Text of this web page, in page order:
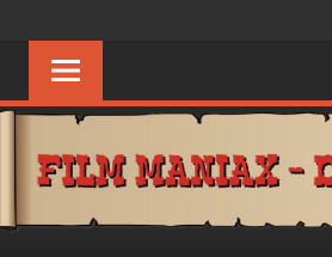
springen
Guten
Geschmack
Andere